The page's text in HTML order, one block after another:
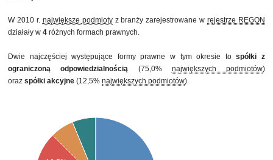
W 2010 r. największe podmiotyz branży zarejestrowane wrejestrze REGON
działały w 4 różnych formach prawnych.
Dwie najczęściej występujące formy prawne w tym okresie tospółki z
ograniczoną odpowiedzialnością (75,0% największych podmiotów)
oraz spółki akcyjne (12,5% największych podmiotów).